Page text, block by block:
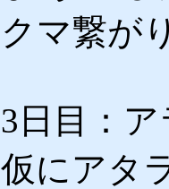
クマ繋が
3日目：
仮にアタ